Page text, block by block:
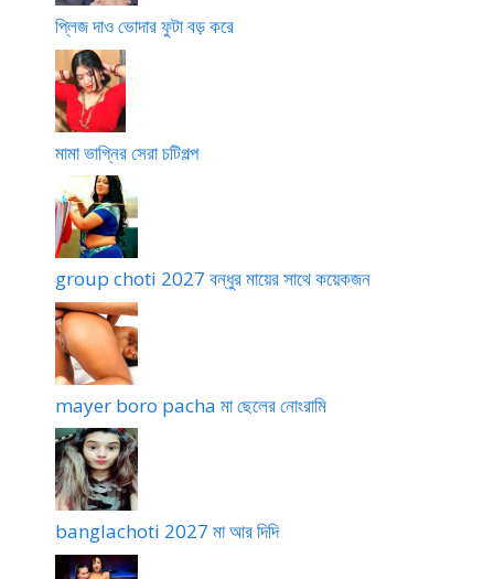
প্লিজ দাও ভোদার ফুটা বড় করে
মামা ভাগ্নির সেরা চটিগল্প
group choti 2027 বন্ধুর মায়ের সাথে কয়েকজন
mayer boro pacha মা ছেলের নোংরামি
banglachoti 2027 মা আর দিদি